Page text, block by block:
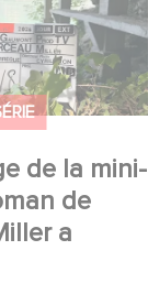
de la mini-
de
a
Marceau